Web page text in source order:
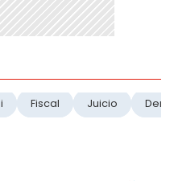
Fiscal Juicio